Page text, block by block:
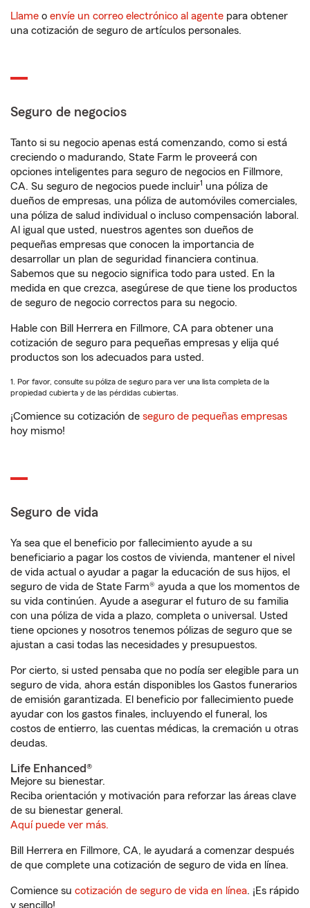
Llame o envíe un correo electrónico al agente para obtener
una cotización de seguro de artículos personales.
Seguro de negocios
Tanto si su negocio apenas está comenzando, como si está
creciendo o madurando, State Farm le proveerá con
opciones inteligentes para seguro de negocios en Fillmore,
CA. Su seguro de negocios puede incluir1 una póliza de
dueños de empresas, una póliza de automóviles comerciales,
una póliza de salud individual o incluso compensación laboral.
Al igual que usted, nuestros agentes son dueños de
pequeñas empresas que conocen la importancia de
desarrollar un plan de seguridad financiera continua.
Sabemos que su negocio significa todo para usted. En la
medida en que crezca, asegúrese de que tiene los productos
de seguro de negocio correctos para su negocio.
Hable con Bill Herrera en Fillmore, CA para obtener una
cotización de seguro para pequeñas empresas y elija qué
productos son los adecuados para usted.
1. Por favor, consulte su póliza de seguro para ver una lista completa de la
propiedad cubierta y de las pérdidas cubiertas.
¡Comience su cotización de seguro de pequeñas empresas
hoy mismo!
Seguro de vida
Ya sea que el beneficio por fallecimiento ayude a su
beneficiario a pagar los costos de vivienda, mantener el nivel
de vida actual o ayudar a pagar la educación de sus hijos, el
seguro de vida de State Farm® ayuda a que los momentos de
su vida continúen. Ayude a asegurar el futuro de su familia
con una póliza de vida a plazo, completa o universal. Usted
tiene opciones y nosotros tenemos pólizas de seguro que se
ajustan a casi todas las necesidades y presupuestos.
Por cierto, si usted pensaba que no podía ser elegible para un
seguro de vida, ahora están disponibles los Gastos funerarios
de emisión garantizada. El beneficio por fallecimiento puede
ayudar con los gastos finales, incluyendo el funeral, los
costos de entierro, las cuentas médicas, la cremación u otras
deudas.
Life Enhanced®
Mejore su bienestar.
Reciba orientación y motivación para reforzar las áreas clave
de su bienestar general.
Aquí puede ver más.
Bill Herrera en Fillmore, CA, le ayudará a comenzar después
de que complete una cotización de seguro de vida en línea.
Comience su cotización de seguro de vida en línea. ¡Es rápido
y sencillo!